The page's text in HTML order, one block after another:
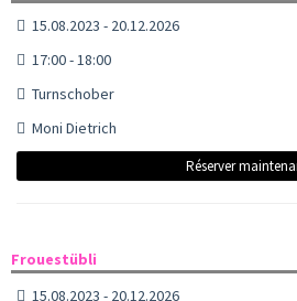
15.08.2023 - 20.12.2026
17:00 - 18:00
Turnschober
Moni Dietrich
Réserver
Frouestübli
15.08.2023 - 20.12.2026